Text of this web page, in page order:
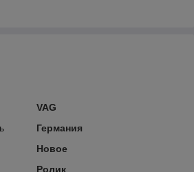
VAG
Германия
Новое
Ролик